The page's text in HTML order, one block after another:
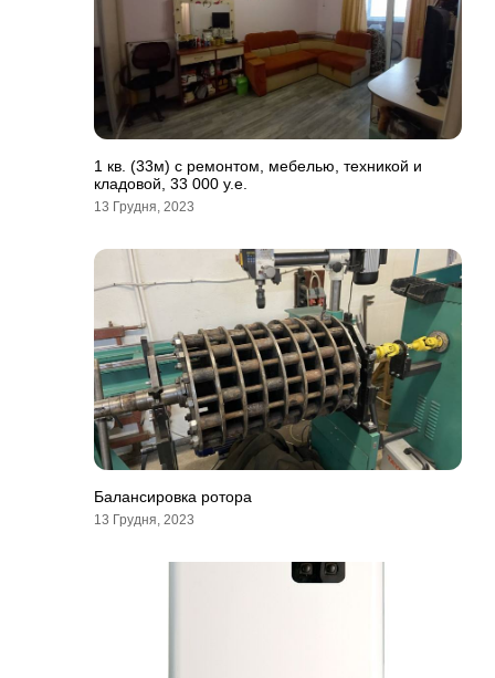
1 кв. (33м) с ремонтом, мебелью, техникой и
кладовой, 33 000 у.е.
13 Грудня, 2023
Балансировка ротора
13 Грудня, 2023